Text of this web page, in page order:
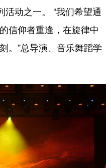
动之一。 “我们希望通
信仰者重逢，在旋律中
。”总导演、音乐舞蹈学